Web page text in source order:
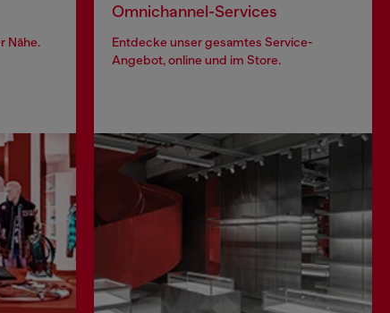
Nähe.
Omnichannel-Services
Entdecke unser gesamtes Service-
Angebot, online und im Store.